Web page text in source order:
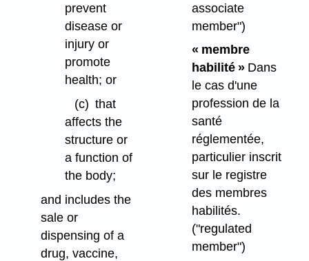
prevent
disease or
injury or
promote
health; or
(c) that
affects the
structure or
a function of
the body;
and includes the
sale or
dispensing of a
drug, vaccine,
associate
member")
« membre
habilité »Dans
le cas d'une
profession de la
santé
réglementée,
particulier inscrit
sur le registre
des membres
habilités.
("regulated
member")